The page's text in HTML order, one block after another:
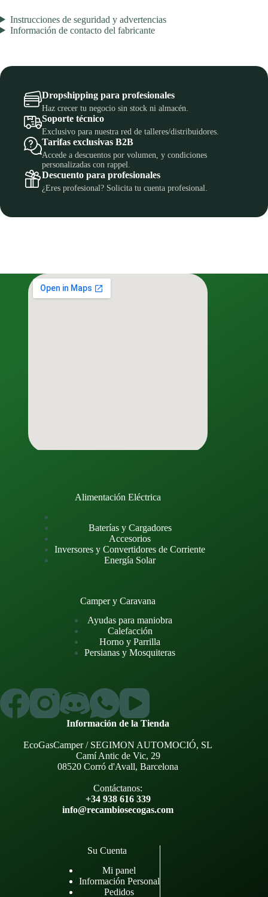
Instrucciones de seguridad y advertencias
Información de contacto del fabricante
Dropshipping para profesionales
Haz crecer tu negocio sin stock ni almacén.
Soporte técnico
Exclusivo para nuestra red de talleres/distribuidores.
Tarifas exclusivas B2B
Accede a descuentos por volumen, y condiciones
personalizadas con rappel.
Descuento para profesionales
¿Eres profesional? Solicita tu cuenta profesional.
Alimentación Eléctrica
Baterías y Cargadores
Accesorios
Inversores y Convertidores de Corriente
Energía Solar
Camper y Caravana
Ayudas para maniobra
Calefacción
Horno y Parrilla
Persianas y Mosquiteras
Información de la Tienda
EcoGasCamper / SEGIMON AUTOMOCIÓ, SL
Camí Antic de Vic, 29
08520 Corró d'Avall, Barcelona
Contáctanos:
+34 938 616 339
info@recambiosecogas.com
Su Cuenta
Mi panel
Información Personal
Pedidos